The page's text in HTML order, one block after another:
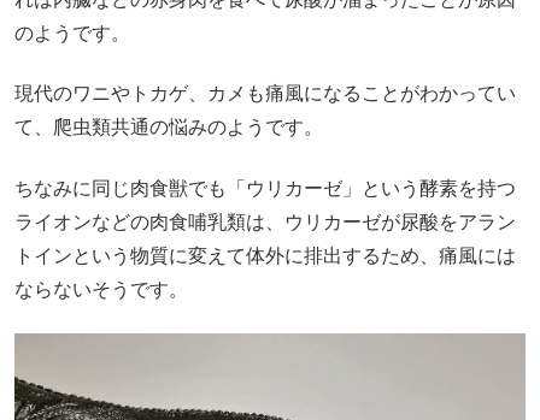
のようです。
現代のワニやトカゲ、カメも痛風になることがわかってい
て、爬虫類共通の悩みのようです。
ちなみに同じ肉食獣でも「ウリカーゼ」という酵素を持つ
ライオンなどの肉食哺乳類は、ウリカーゼが尿酸をアラン
トインという物質に変えて体外に排出するため、痛風には
ならないそうです。